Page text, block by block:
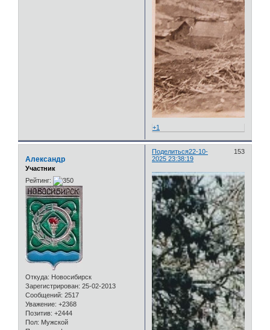
+1
Поделиться 153
22-10-
2025 23:38:19
Александр
Участник
Рейтинг:
Откуда: Новосибирск
Зарегистрирован: 25-02-2013
Сообщений: 2517
Уважение: +2368
Позитив: +2444
Пол: Мужской